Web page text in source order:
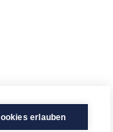
erlauben